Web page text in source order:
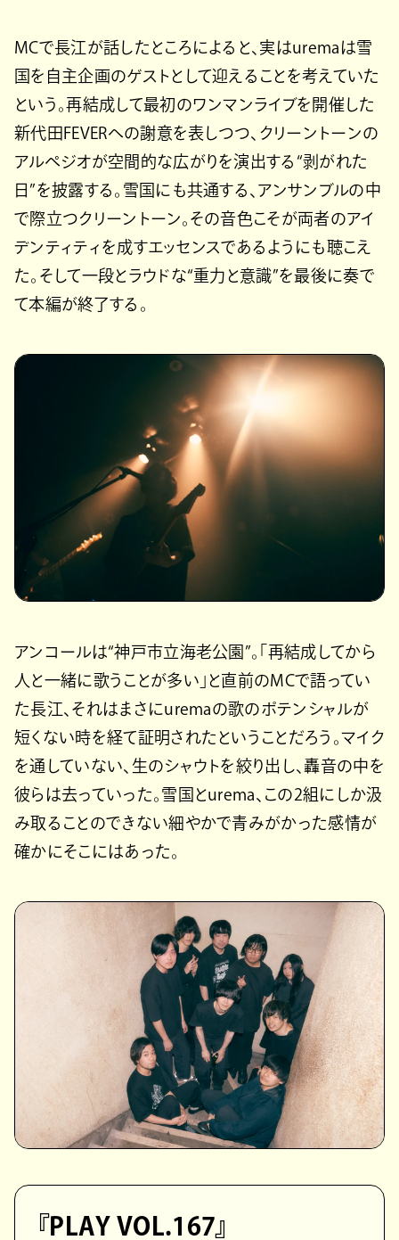
MCで長江が話したところによると、実はuremaは雪
国を自主企画のゲストとして迎えることを考えていた
という。再結成して最初のワンマンライブを開催した
新代田FEVERへの謝意を表しつつ、クリーントーンの
アルペジオが空間的な広がりを演出する“剥がれた
日”を披露する。雪国にも共通する、アンサンブルの中
で際立つクリーントーン。その音色こそが両者のアイ
デンティティを成すエッセンスであるようにも聴こえ
た。そして一段とラウドな“重力と意識”を最後に奏で
て本編が終了する。
アンコールは“神戸市立海老公園”。「再結成してから
人と一緒に歌うことが多い」と直前のMCで語ってい
た長江、それはまさにuremaの歌のポテンシャルが
短くない時を経て証明されたということだろう。マイク
を通していない、生のシャウトを絞り出し、轟音の中を
彼らは去っていった。雪国とurema、この2組にしか汲
み取ることのできない細やかで青みがかった感情が
確かにそこにはあった。
『PLAY VOL.167』